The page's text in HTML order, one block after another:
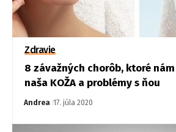
Zdravie
8 závažných chorôb, ktoré
naša KOŽA a problémy s ňou
Andrea 17. júla 2020